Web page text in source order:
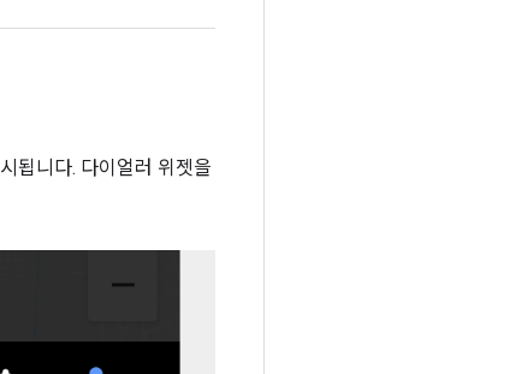
됩니다. 다이얼러 위젯을